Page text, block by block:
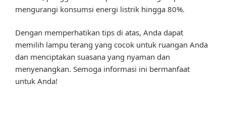
mengurangi konsumsi energi listrik hingga 80%.
Dengan memperhatikan tips di atas, Anda dapat
memilih lampu terang yang cocok untuk ruangan Anda
dan menciptakan suasana yang nyaman dan
menyenangkan. Semoga informasi ini bermanfaat
untuk Anda!